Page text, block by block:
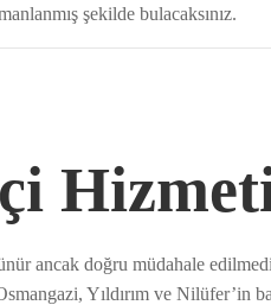
şekilde bulacaksınız.
ancak doğru müdahale
Yıldırım ve Nilüfer’in